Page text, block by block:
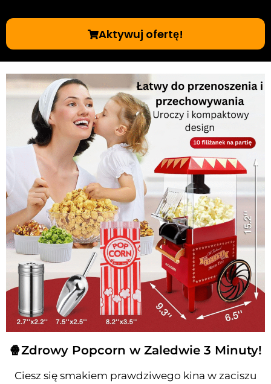
Aktywuj ofertę!
🍿Zdrowy Popcorn w Zaledwie 3 Minuty!
Ciesz się smakiem prawdziwego kina w zaciszu